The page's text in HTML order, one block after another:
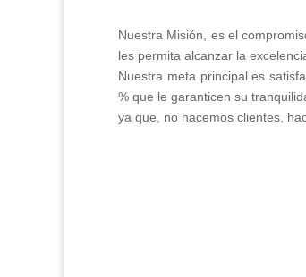
Nuestra Misión, es el
les permita alcanzar la
Nuestra meta principal es
% que le garanticen su
ya que, no hacemos clientes,